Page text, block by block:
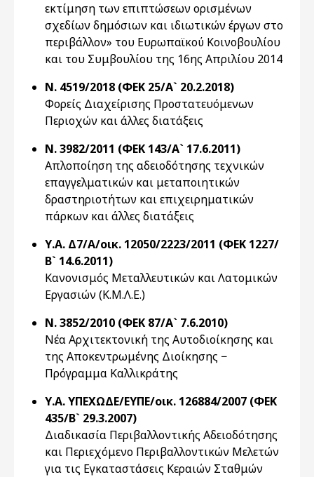
εκτίμηση των επιπτώσεων ορισμένων
σχεδίων δημόσιων και ιδιωτικών έργων στο
περιβάλλον» του Ευρωπαϊκού Κοινοβουλίου
και του Συμβουλίου της 16ης Απριλίου 2014
Ν. 4519/2018 (ΦΕΚ 25/Α` 20.2.2018)
Φορείς Διαχείρισης Προστατευόμενων
Περιοχών και άλλες διατάξεις
Ν. 3982/2011 (ΦΕΚ 143/Α` 17.6.2011)
Απλοποίηση της αδειοδότησης τεχνικών
επαγγελματικών και μεταποιητικών
δραστηριοτήτων και επιχειρηματικών
πάρκων και άλλες διατάξεις
Υ.Α. Δ7/Α/οικ. 12050/2223/2011 (ΦΕΚ 1227/
Β` 14.6.2011)
Κανονισμός Μεταλλευτικών και Λατομικών
Εργασιών (Κ.Μ.Λ.Ε.)
Ν. 3852/2010 (ΦΕΚ 87/Α` 7.6.2010)
Νέα Αρχιτεκτονική της Αυτοδιοίκησης και
της Αποκεντρωμένης Διοίκησης −
Πρόγραμμα Καλλικράτης
Υ.Α. ΥΠΕΧΩΔΕ/ΕΥΠΕ/οικ. 126884/2007 (ΦΕΚ
435/Β` 29.3.2007)
Διαδικασία Περιβαλλοντικής Αδειοδότησης
και Περιεχόμενο Περιβαλλοντικών Μελετών
για τις Εγκαταστάσεις Κεραιών Σταθμών